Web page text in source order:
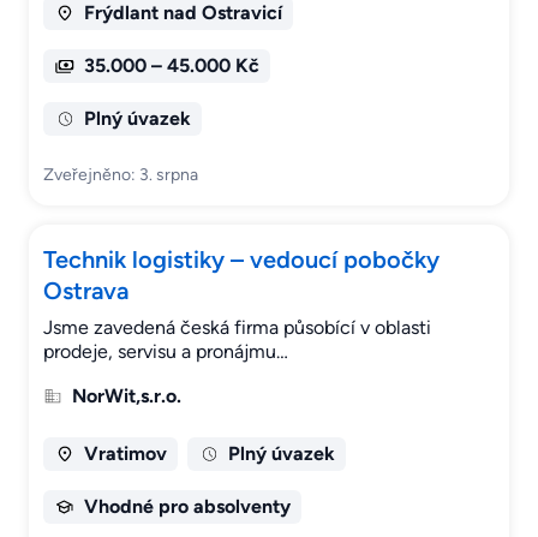
Frýdlant nad Ostravicí
35.000 – 45.000 Kč
Plný úvazek
Zveřejněno: 3. srpna
Technik logistiky – vedoucí pobočky
Ostrava
Jsme zavedená česká firma působící v oblasti
prodeje, servisu a pronájmu…
NorWit,s.r.o.
Vratimov Plný úvazek
Vhodné pro absolventy